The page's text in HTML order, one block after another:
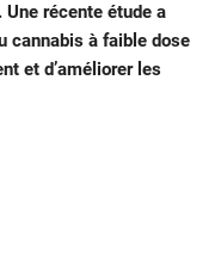
récente étude a
cannabis à faible dose
et d’améliorer les